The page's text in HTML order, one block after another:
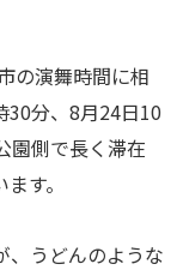
の演舞時間に相
30分、8月24日10
園側で長く滞在
す。
、うどんのような